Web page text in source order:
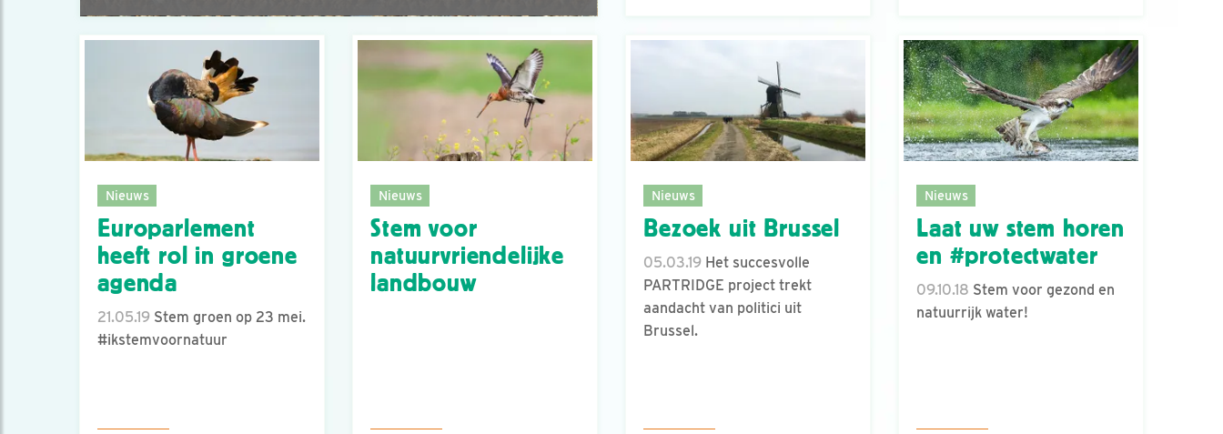
Nieuws
Europarlement
heeft rol in groene
agenda
21.05.19 Stem groen op 23 mei.
#ikstemvoornatuur
Nieuws
Stem voor
natuurvriendelijke
landbouw
Nieuws
Bezoek uit Brussel
05.03.19 Het succesvolle
PARTRIDGE project trekt
aandacht van politici uit
Brussel.
Nieuws
Laat uw stem horen
en #protectwater
09.10.18 Stem voor gezond en
natuurrijk water!